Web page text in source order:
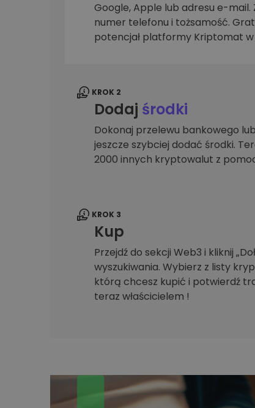
Explorer inwestycji
Znajdź swoją strategię
Google, Apple lub adresu e-
numer telefonu i tożsamość.
potencjał platformy Kriptomat
KROK 2
Dodaj środki
Dokonaj przelewu bankowego
jeszcze szybciej dodać środki.
2000 innych kryptowalut z
KROK 3
Kup
Przejdź do sekcji Web3 i kliknij
wyszukiwania. Wybierz z listy
którą chcesz kupić i potwierdź
teraz właścicielem !